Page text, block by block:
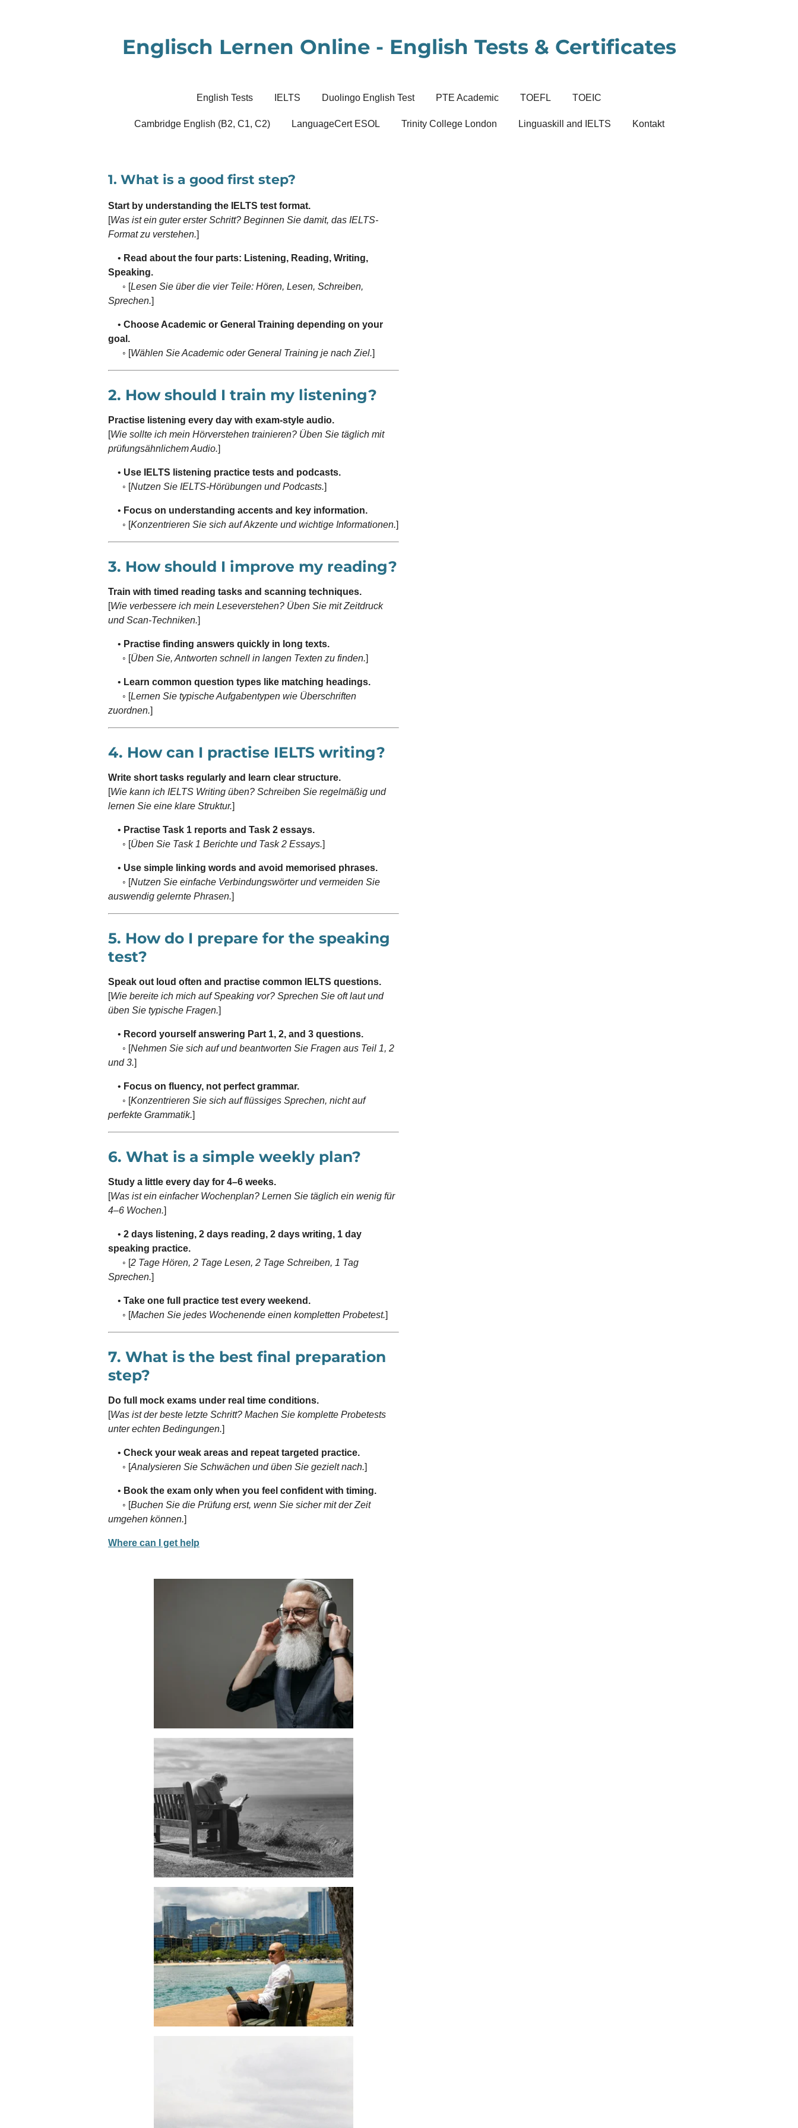
Englisch Lernen Online - English Tests & Certificates
English Tests IELTS Duolingo English Test PTE Academic TOEFL TOEIC
Cambridge English (B2, C1, C2) LanguageCert ESOL Trinity College London Linguaskill and IELTS Kontakt
1. What is a good first step?
Start by understanding the IELTS test format.
[Was ist ein guter erster Schritt? Beginnen Sie damit, das IELTS-
Format zu verstehen.]
• Read about the four parts: Listening, Reading, Writing,
Speaking.
◦ [Lesen Sie über die vier Teile: Hören, Lesen, Schreiben,
Sprechen.]
• Choose Academic or General Training depending on your
goal.
◦ [Wählen Sie Academic oder General Training je nach Ziel.]
2. How should I train my listening?
Practise listening every day with exam-style audio.
[Wie sollte ich mein Hörverstehen trainieren? Üben Sie täglich mit
prüfungsähnlichem Audio.]
• Use IELTS listening practice tests and podcasts.
◦ [Nutzen Sie IELTS-Hörübungen und Podcasts.]
• Focus on understanding accents and key information.
◦ [Konzentrieren Sie sich auf Akzente und wichtige Informationen.]
3. How should I improve my reading?
Train with timed reading tasks and scanning techniques.
[Wie verbessere ich mein Leseverstehen? Üben Sie mit Zeitdruck
und Scan-Techniken.]
• Practise finding answers quickly in long texts.
◦ [Üben Sie, Antworten schnell in langen Texten zu finden.]
• Learn common question types like matching headings.
◦ [Lernen Sie typische Aufgabentypen wie Überschriften
zuordnen.]
4. How can I practise IELTS writing?
Write short tasks regularly and learn clear structure.
[Wie kann ich IELTS Writing üben? Schreiben Sie regelmäßig und
lernen Sie eine klare Struktur.]
• Practise Task 1 reports and Task 2 essays.
◦ [Üben Sie Task 1 Berichte und Task 2 Essays.]
• Use simple linking words and avoid memorised phrases.
◦ [Nutzen Sie einfache Verbindungswörter und vermeiden Sie
auswendig gelernte Phrasen.]
5. How do I prepare for the speaking
test?
Speak out loud often and practise common IELTS questions.
[Wie bereite ich mich auf Speaking vor? Sprechen Sie oft laut und
üben Sie typische Fragen.]
• Record yourself answering Part 1, 2, and 3 questions.
◦ [Nehmen Sie sich auf und beantworten Sie Fragen aus Teil 1, 2
und 3.]
• Focus on fluency, not perfect grammar.
◦ [Konzentrieren Sie sich auf flüssiges Sprechen, nicht auf
perfekte Grammatik.]
6. What is a simple weekly plan?
Study a little every day for 4–6 weeks.
[Was ist ein einfacher Wochenplan? Lernen Sie täglich ein wenig für
4–6 Wochen.]
• 2 days listening, 2 days reading, 2 days writing, 1 day
speaking practice.
◦ [2 Tage Hören, 2 Tage Lesen, 2 Tage Schreiben, 1 Tag
Sprechen.]
• Take one full practice test every weekend.
◦ [Machen Sie jedes Wochenende einen kompletten Probetest.]
7. What is the best final preparation
step?
Do full mock exams under real time conditions.
[Was ist der beste letzte Schritt? Machen Sie komplette Probetests
unter echten Bedingungen.]
• Check your weak areas and repeat targeted practice.
◦ [Analysieren Sie Schwächen und üben Sie gezielt nach.]
• Book the exam only when you feel confident with timing.
◦ [Buchen Sie die Prüfung erst, wenn Sie sicher mit der Zeit
umgehen können.]
Where can I get help